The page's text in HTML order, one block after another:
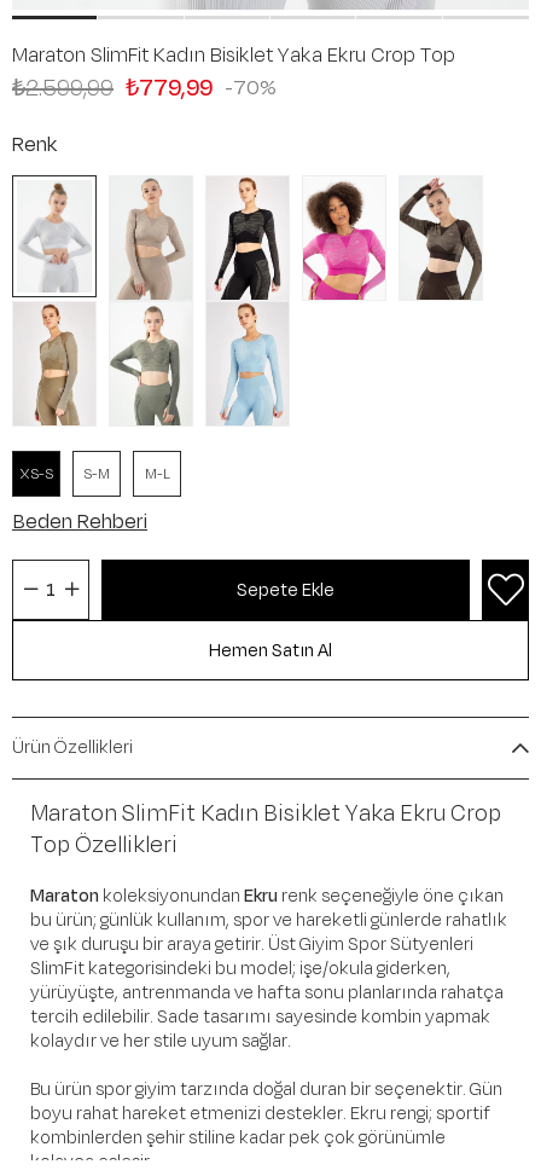
Maraton SlimFit Kadın Bisiklet Yaka Ekru Crop Top
70
₺2.599,99 ₺779,99
Renk
XS-S S-M M-L
Beden Rehberi
Ürün Özellikleri
Maraton SlimFit Kadın Bisiklet Yaka Ekru Crop
Top Özellikleri
Maraton koleksiyonundanEkru renk seçeneğiyle öne çıkan
bu ürün; günlük kullanım, spor ve hareketli günlerde rahatlık
ve şık duruşu bir araya getirir. Üst Giyim Spor Sütyenleri
SlimFit kategorisindeki bu model; işe/okula giderken,
yürüyüşte, antrenmanda ve hafta sonu planlarında rahatça
tercih edilebilir. Sade tasarımı sayesinde kombin yapmak
kolaydır ve her stile uyum sağlar.
Bu ürün spor giyim tarzında doğal duran bir seçenektir. Gün
boyu rahat hareket etmenizi destekler. Ekru rengi; sportif
kombinlerden şehir stiline kadar pek çok görünümle
kolayca eşleşir.